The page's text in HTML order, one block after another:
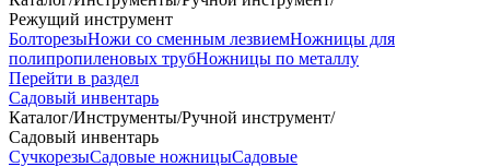
Режущий инструмент
БолторезыНожи со сменным лезвиемНожницы для
полипропиленовых трубНожницы по металлу
Перейти в раздел
Садовый инвентарь
Каталог/Инструменты/Ручной инструмент/
Садовый инвентарь
СучкорезыСадовые ножницыСадовые